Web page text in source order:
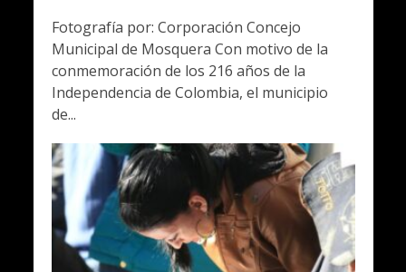
Fotografía por: Corporación Concejo
Municipal de Mosquera Con motivo de la
conmemoración de los 216 años de la
Independencia de Colombia, el municipio
de...